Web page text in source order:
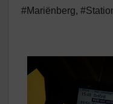
#Mariënberg,